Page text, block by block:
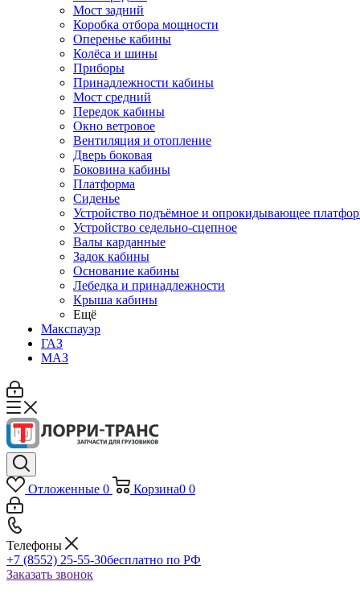
Мост задний
Коробка отбора мощности
Оперенье кабины
Колёса и шины
Приборы
Принадлежности кабины
Мост средний
Передок кабины
Окно ветровое
Вентиляция и отопление
Дверь боковая
Боковина кабины
Платформа
Сиденье
Устройство подъёмное и опрокидывающее
Устройство седельно-сцепное
Валы карданные
Задок кабины
Основание кабины
Лебедка и принадлежности
Крыша кабины
Ещё
Макспауэр
ГАЗ
МАЗ
Отложенные 0 Корзина0 0
Телефоны
+7 (8552) 25-55-30бесплатно по РФ
Заказать звонок